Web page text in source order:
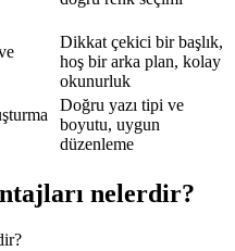
Dikkat çekici bir başlık,
hoş bir arka plan, kolay
okunurluk
Doğru yazı tipi ve
boyutu, uygun
düzenleme
nelerdir?